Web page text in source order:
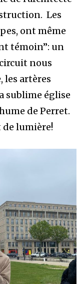
Les
ont même
témoin”: un
nous
les artères
sublime église
de Perret.
lumière!